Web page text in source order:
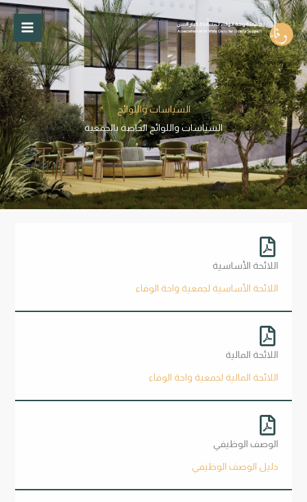
تخطي
إلى
المحتوى
السياسات واللوائح
السياسات واللوائح الخاصة بالجمعية
اللائحة الأساسية
اللائحة الأساسية لجمعية واحة الوفاء
اللائحة المالية
اللائحة المالية لجمعية واحة الوفاء
الوصف الوظيفي
دليل الوصف الوظيفي